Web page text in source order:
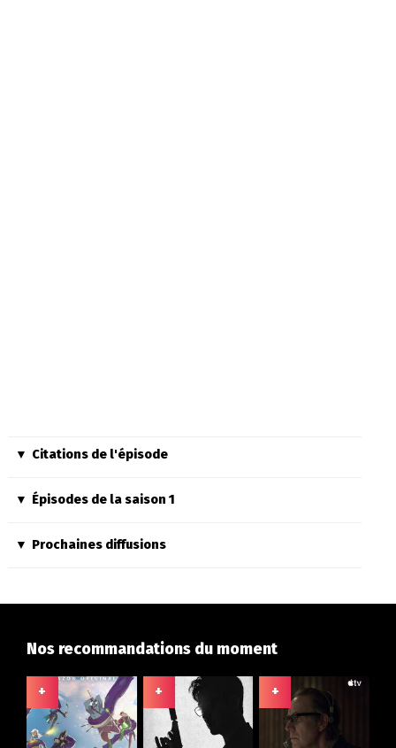
Citations de l'épisode
Épisodes de la saison 1
Prochaines diffusions
Nos recommandations du moment
+ + +